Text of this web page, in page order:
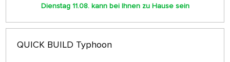
Dienstag 11.08. kann bei Ihnen zu Hause sein
QUICK BUILD Typhoon